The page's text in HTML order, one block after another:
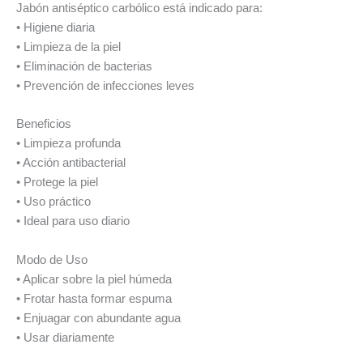
Jabón antiséptico carbólico está indicado para:
• Higiene diaria
• Limpieza de la piel
• Eliminación de bacterias
• Prevención de infecciones leves
Beneficios
• Limpieza profunda
• Acción antibacterial
• Protege la piel
• Uso práctico
• Ideal para uso diario
Modo de Uso
• Aplicar sobre la piel húmeda
• Frotar hasta formar espuma
• Enjuagar con abundante agua
• Usar diariamente